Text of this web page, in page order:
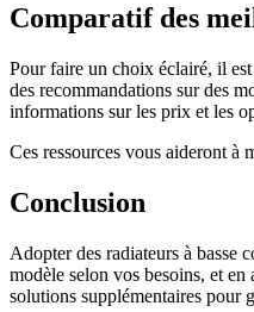
Comparatif des
Pour faire un choix éclairé, il
des recommandations sur des
informations sur les prix et les
Ces ressources vous aideront à
Conclusion
Adopter des radiateurs à basse
modèle selon vos besoins, et
solutions supplémentaires pour